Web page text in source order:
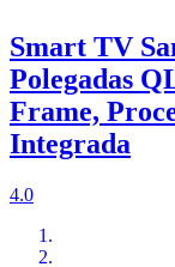
Smart TV
Polegadas
Frame,
Integrada
4.0